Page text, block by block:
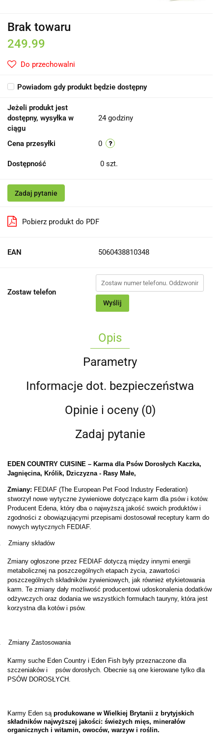
Brak towaru
249.99
Do przechowalni
Powiadom gdy produkt będzie dostępny
Jeżeli produkt jest
dostępny, wysyłka w
ciągu
24 godziny
Cena przesyłki 0
Dostępność 0 szt.
Zadaj pytanie
Pobierz produkt do PDF
EAN 5060438810348
Zostaw telefon
Wyślij
Opis
Parametry
Informacje dot. bezpieczeństwa
Opinie i oceny (0)
Zadaj pytanie
EDEN COUNTRY CUISINE – Karma dla Psów Dorosłych Kaczka,
Jagnięcina, Królik, Dziczyzna - Rasy Małe,
Zmiany: FEDIAF (The European Pet Food Industry Federation)
stworzył nowe wytyczne żywieniowe dotyczące karm dla psów i kotów.
Producent Edena, który dba o najwyższą jakość swoich produktów i
zgodności z obowiązującymi przepisami dostosował receptury karm do
nowych wytycznych FEDIAF.
Zmiany składów
Zmiany ogłoszone przez FEDIAF dotyczą między innymi energii
metabolicznej na poszczególnych etapach życia, zawartości
poszczególnych składników żywieniowych, jak również etykietowania
karm. Te zmiany dały możliwość producentowi udoskonalenia dodatków
odżywczych oraz dodania we wszystkich formułach tauryny, która jest
korzystna dla kotów i psów.
Zmiany Zastosowania
Karmy suche Eden Country i Eden Fish były przeznaczone dla
szczeniaków i
psów dorosłych. Obecnie są one kierowane tylko dla
PSÓW DOROSŁYCH.
Karmy Eden są produkowane w Wielkiej Brytanii z brytyjskich
składników najwyższej jakości: świeżych mięs, minerałów
organicznych i witamin, owoców, warzyw i roślin.